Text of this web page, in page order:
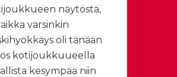
näytöstä,
varsinkin
oli tänään
kotijoukkuueella
kesympää niin